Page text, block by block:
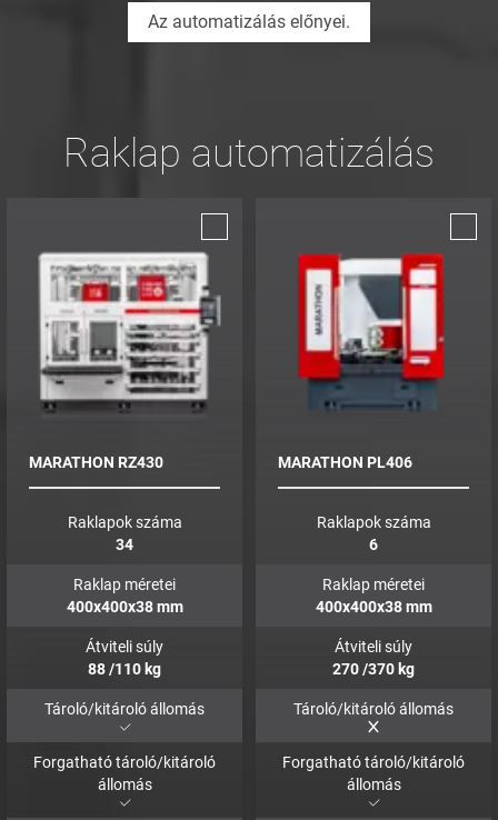
Az automatizálás előnyei.
Raklap automatizálás
MARATHON RZ430
Raklapok száma
34
Raklap méretei
400x400x38 mm
Átviteli súly
88/110 kg
Tároló/kitároló állomás
Forgatható tároló/kitároló
állomás
MARATHON PL406
Raklapok száma
6
Raklap méretei
400x400x38 mm
Átviteli súly
270/370 kg
Tároló/kitároló állomás
Forgatható tároló/kitároló
állomás